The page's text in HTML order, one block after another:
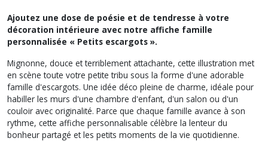
Ajoutez une dose de poésie et de tendresse à votre
décoration intérieure avec notre affiche famille
personnalisée « Petits escargots ».
Mignonne, douce et terriblement attachante, cette illustration met
en scène toute votre petite tribu sous la forme d'une adorable
famille d'escargots. Une idée déco pleine de charme, idéale pour
habiller les murs d'une chambre d'enfant, d'un salon ou d'un
couloir avec originalité. Parce que chaque famille avance à son
rythme, cette affiche personnalisable célèbre la lenteur du
bonheur partagé et les petits moments de la vie quotidienne.